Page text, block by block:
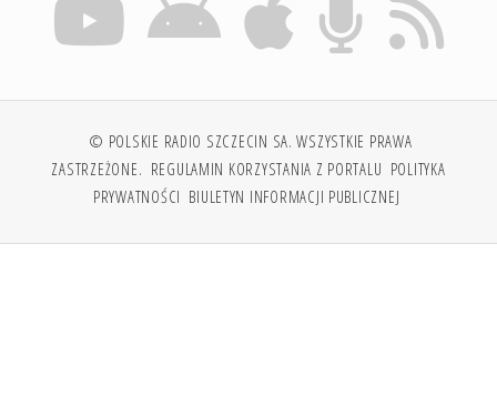
© POLSKIE RADIO SZCZECIN SA. WSZYSTKIE PRAWA
ZASTRZEŻONE. REGULAMIN KORZYSTANIA Z PORTALU POLITYKA
PRYWATNOŚCI BIULETYN INFORMACJI PUBLICZNEJ